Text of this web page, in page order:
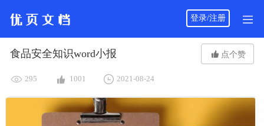
登录/注册
食品安全知识word小报  点个赞
 295  1001  2021-08-24